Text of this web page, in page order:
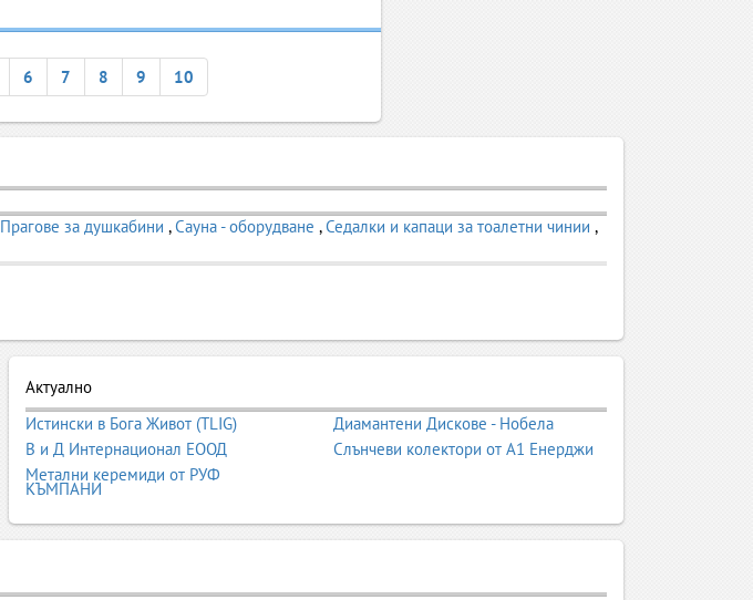
6 7 8 9 10
Прагове за душкабини ,Сауна - оборудване ,Седалки и капаци за тоалетни чинии ,
Актуално
Истински в Бога Живот (TLIG)
Диамантени Дискове - Нобела
В и Д Интернационал ЕООД
Слънчеви колектори от А1 Енерджи
Метални керемиди от РУФ
КЪМПАНИ